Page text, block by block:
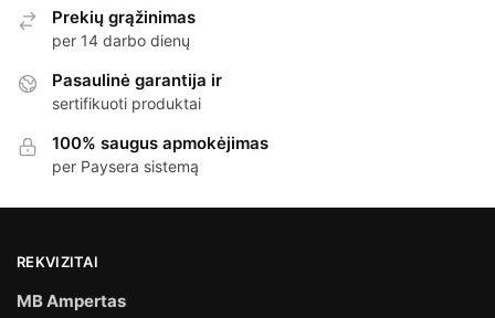
Prekių grąžinimas
per 14 darbo dienų
Pasaulinė garantija ir
sertifikuoti produktai
100% saugus apmokėjimas
per Paysera sistemą
REKVIZITAI
MB Ampertas